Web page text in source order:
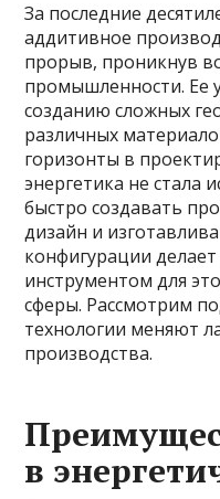
За последние
аддитивное
прорыв, проникнув
промышленности. Ее
созданию сложных
различных
горизонты в
энергетика не стала
быстро создавать
дизайн и
конфигурации
инструментом для
сферы. Рассмотрим
технологии меняют
производства.
в